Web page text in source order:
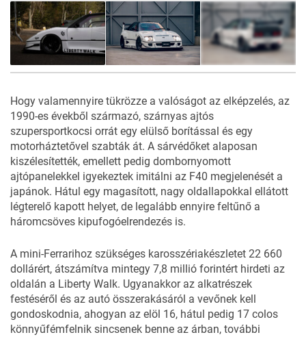
Hogy valamennyire tükrözze a valóságot az elképzelés, az
1990-es évekből származó, szárnyas ajtós
szupersportkocsi orrát egy elülső borítással és egy
motorháztetővel szabták át. A sárvédőket alaposan
kiszélesítették, emellett pedig dombornyomott
ajtópanelekkel igyekeztek imitálni az F40 megjelenését a
japánok. Hátul egy magasított, nagy oldallapokkal ellátott
légterelő kapott helyet, de legalább ennyire feltűnő a
háromcsöves kipufogóelrendezés is.
A mini-Ferrarihoz szükséges karosszériakészletet 22 660
dollárért, átszámítva mintegy 7,8 millió forintért hirdeti az
oldalán a Liberty Walk. Ugyanakkor az alkatrészek
festéséről és az autó összerakásáról a vevőnek kell
gondoskodnia, ahogyan az elöl 16, hátul pedig 17 colos
könnyűfémfelnik sincsenek benne az árban, további